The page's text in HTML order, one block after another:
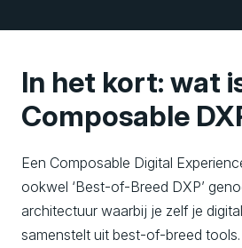
In het kort: wat
Composable
Een Composable Digital
ookwel ‘Best-of-Breed DXP’
architectuur waarbij je zelf je
samenstelt uit best-of-breed